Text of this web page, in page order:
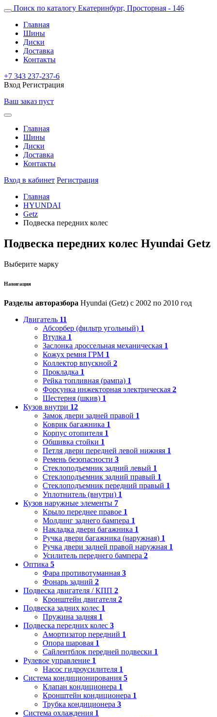
Поиск по каталогу Екатеринбург, Просторная - 146
Главная
Шины
Диски
Доставка
Контакты
+7 343 237-237-6
Вход Регистрация
Ваш заказ пуст
Главная
Шины
Диски
Доставка
Контакты
Вход в кабинет Регистрация
Главная
HYUNDAI
Getz
Подвеска передних колес
Подвеска передних колес Hyundai Getz
Выберите марку
Навигация
Разделы авторазбора Hyundai (Getz) с 2002 по 2010 год
Двигатель 11
Абсорбер (фильтр угольный) 1
Втулка 1
Заслонка дроссельная механическая 1
Кожух ремня ГРМ 1
Коллектор впускной 2
Прокладка 1
Рейка топливная (рампа) 1
Форсунка инжекторная электрическая 2
Шестерня (шкив) 1
Кузов внутри 12
Замок двери задней правой 1
Коврик багажника 1
Корпус отопителя 1
Обшивка стойки 1
Петля двери передней левой нижняя 1
Ремень безопасности 3
Стеклоподъемник задний левый 1
Стеклоподъемник задний правый 1
Стеклоподъемник передний правый 1
Уплотнитель (внутри) 1
Кузов наружные элементы 7
Крыло переднее правое 1
Молдинг заднего бампера 1
Накладка двери багажника 1
Ручка двери багажника (наружная) 1
Ручка двери задней правой наружная 1
Усилитель переднего бампера 2
Оптика 5
Фара противотуманная 3
Фонарь задний 2
Подвеска двигателя / КПП 2
Кронштейн двигателя 2
Подвеска задних колес 1
Пружина задняя 1
Подвеска передних колес 3
Амортизатор передний 1
Опора шаровая 1
Сайлентблок передней подвески 1
Рулевое управление 1
Насос гидроусилителя 1
Система кондиционирования 5
Клапан кондиционера 1
Кронштейн кондиционера 1
Трубка кондиционера 3
Система охлаждения 1